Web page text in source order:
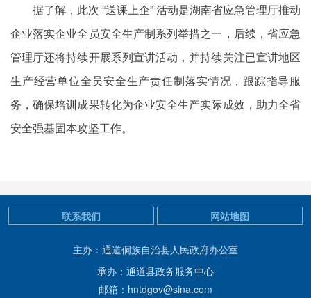
据了解，此次 “送课上企” 活动是湖南省应急管理厅推动
企业落实企业全员安全生产制系列举措之一，后续，省应急
管理厅还将持续开展系列宣讲活动，并持续关注已宣讲地区
生产经营单位全员安全生产责任制落实情况，跟踪指导服
务，确保培训成果转化为企业安全生产实际成效，助力全省
安全强基固本攻坚工作。
主办：通道侗族自治县人民政府办公室
承办：通道县政务服务中心
邮箱：hntdgov@sina.com
联系我们 网站地图